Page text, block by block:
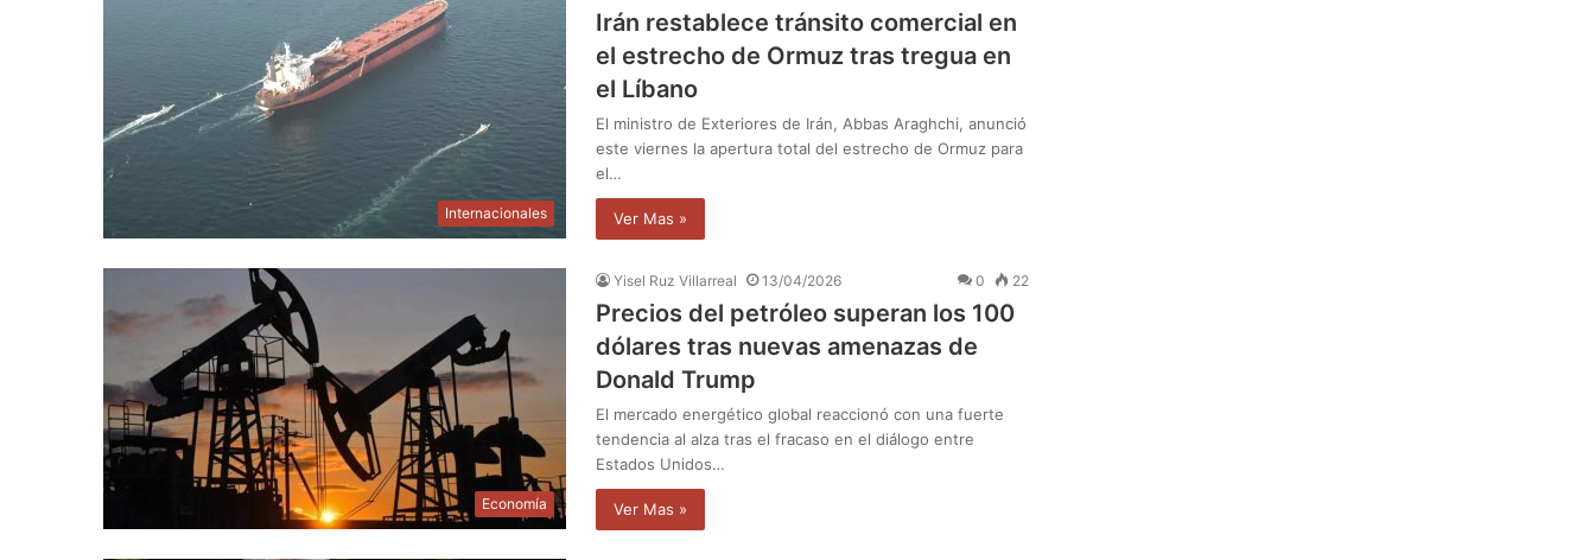
Internacionales
Irán restablece tránsito comercial en
el estrecho de Ormuz tras tregua en
el Líbano
El ministro de Exteriores de Irán, Abbas Araghchi, anunció
este viernes la apertura total del estrecho de Ormuz para
el…
Ver Mas »
Economía
Yisel Ruz Villarreal 13/04/2026 0 22
Precios del petróleo superan los 100
dólares tras nuevas amenazas de
Donald Trump
El mercado energético global reaccionó con una fuerte
tendencia al alza tras el fracaso en el diálogo entre
Estados Unidos…
Ver Mas »